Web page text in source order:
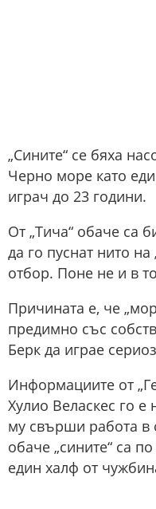
„Сините“ се бяха
Черно море като
играч до 23 години.
От „Тича“ обаче са
да го пуснат нито на
отбор. Поне не и в
Причината е, че
предимно със
Берк да играе
Информациите от
Хулио Веласкес го
му свърши работа в
обаче „сините“ са
един халф от